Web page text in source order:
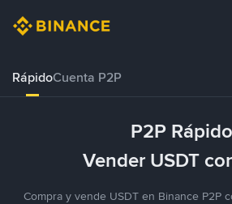
RápidoCuenta P2P
P2P Rápido
Vender USDT
Compra y vende USDT en Binance P2P